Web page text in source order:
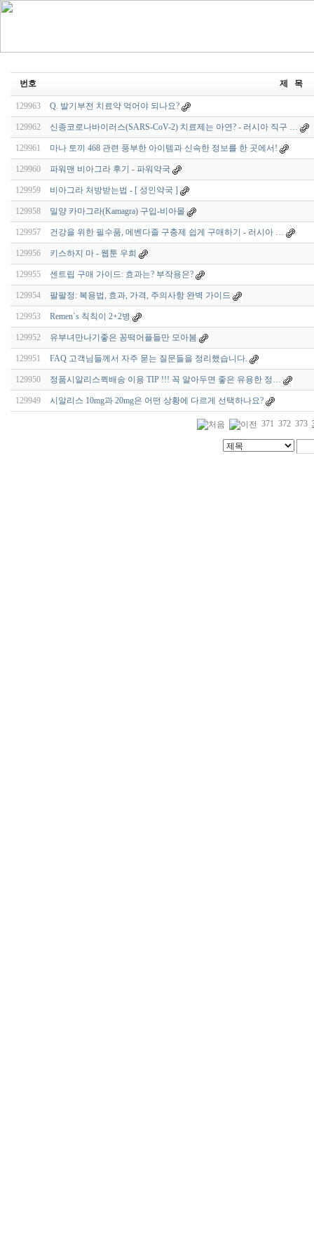
번호 제 목
129963 Q. 발기부전 치료약 먹어야 되나요?
129962 신종코로나바이러스(SARS-CoV-2) 치료제는 아연? - 러시아 직구 …
129961 마나 토끼 468 관련 풍부한 아이템과 신속한 정보를 한 곳에서!
129960 파워맨 비아그라 후기 - 파워약국
129959 비아그라 처방받는법 - [ 성인약국 ]
129958 밀양 카마그라(Kamagra) 구입-비아몰
129957 건강을 위한 필수품, 메벤다졸 구충제 쉽게 구매하기 - 러시아 …
129956 키스하지 마 - 웹툰 우희
129955 센트립 구매 가이드: 효과는? 부작용은?
129954 팔팔정: 복용법, 효과, 가격, 주의사항 완벽 가이드
129953 Remen`s 칙칙이 2+2병
129952 유부녀만나기좋은 꽁떡어플들만 모아봄
129951 FAQ 고객님들께서 자주 묻는 질문들을 정리했습니다.
129950 정품시알리스퀵배송 이용 TIP !!! 꼭 알아두면 좋은 유용한 정…
129949 시알리스 10mg과 20mg은 어떤 상황에 다르게 선택하나요?
371 372 373